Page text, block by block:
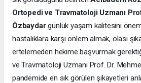
Ortopedi ve Travmatoloji Uzmanı
Özbaydargünlük yaşam kalitesini
hastalıklara karşı önlem almak, olası
ertelemeden hekime başvurmak
ve Travmatoloji Uzmanı Prof. Dr.
pandemide en sık görülen şikayetleri